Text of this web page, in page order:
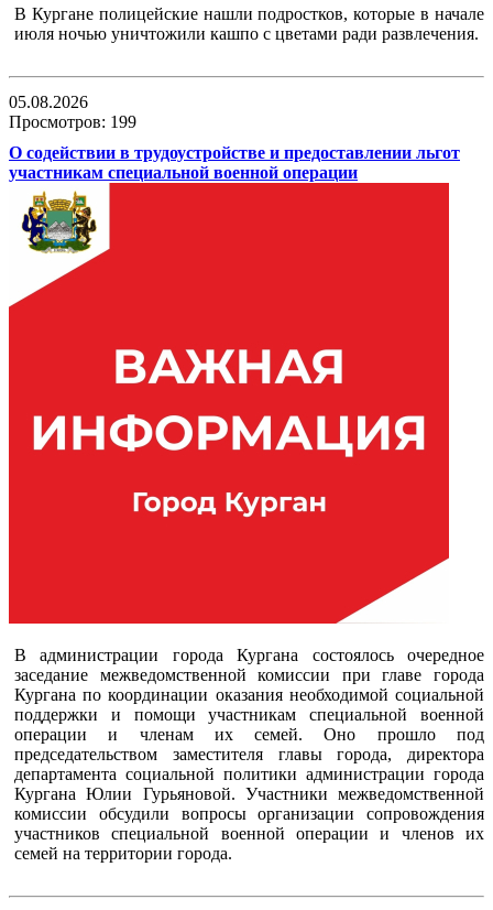
В Кургане полицейские нашли подростков, которые в начале
июля ночью уничтожили кашпо с цветами ради развлечения.
05.08.2026
Просмотров: 199
О содействии в трудоустройстве и предоставлении льгот
участникам специальной военной операции
В администрации города Кургана состоялось очередное
заседание межведомственной комиссии при главе города
Кургана по координации оказания необходимой социальной
поддержки и помощи участникам специальной военной
операции и членам их семей. Оно прошло под
председательством заместителя главы города, директора
департамента социальной политики администрации города
Кургана Юлии Гурьяновой. Участники межведомственной
комиссии обсудили вопросы организации сопровождения
участников специальной военной операции и членов их
семей на территории города.